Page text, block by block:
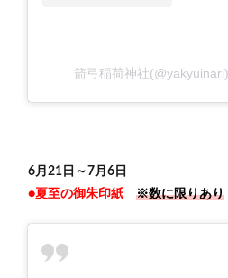
箭弓稲荷神社
6月21日～7月6日
●夏至の御朱印紙 ※数に限りあり